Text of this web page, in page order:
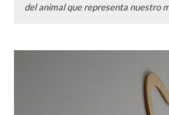
del animal que representa nuestro